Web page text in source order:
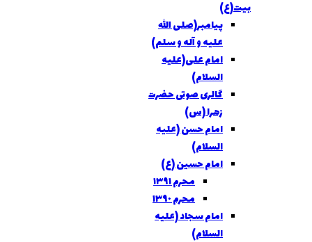
پیامبر(صلی الله
علیه و آله و سلم)
امام علی(علیه
گالری صوتی حضرت
امام حسن (علیه
امام حسین (ع)
امام سجاد (علیه